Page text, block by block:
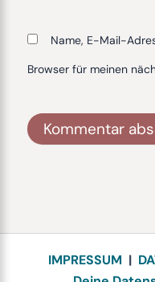
Name, E-Mail-
Browser für meinen
IMPRESSUM |